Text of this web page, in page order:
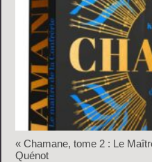
« Chamane, tome 2 : Le
Quénot